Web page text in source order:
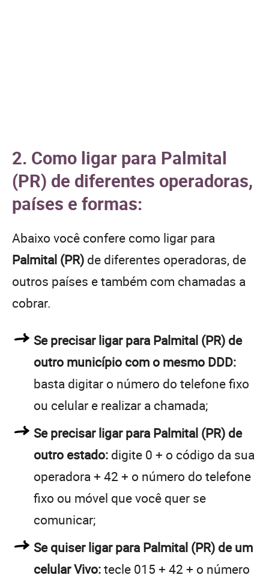
2. Como ligar para Palmital
(PR) de diferentes operadoras,
países e formas:
Abaixo você confere como ligar para
Palmital (PR) de diferentes operadoras, de
outros países e também com chamadas a
cobrar.
Se precisar ligar para Palmital (PR) de
outro município com o mesmo DDD:
basta digitar o número do telefone fixo
ou celular e realizar a chamada;
Se precisar ligar para Palmital (PR) de
outro estado: digite 0 + o código da sua
operadora + 42 + o número do telefone
fixo ou móvel que você quer se
comunicar;
Se quiser ligar para Palmital (PR) de um
celular Vivo:tecle 015 + 42 + o número